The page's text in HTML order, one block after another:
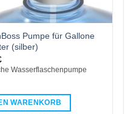
Pumpe für Gallone
(silber)
Wasserflaschenpumpe
WARENKORB